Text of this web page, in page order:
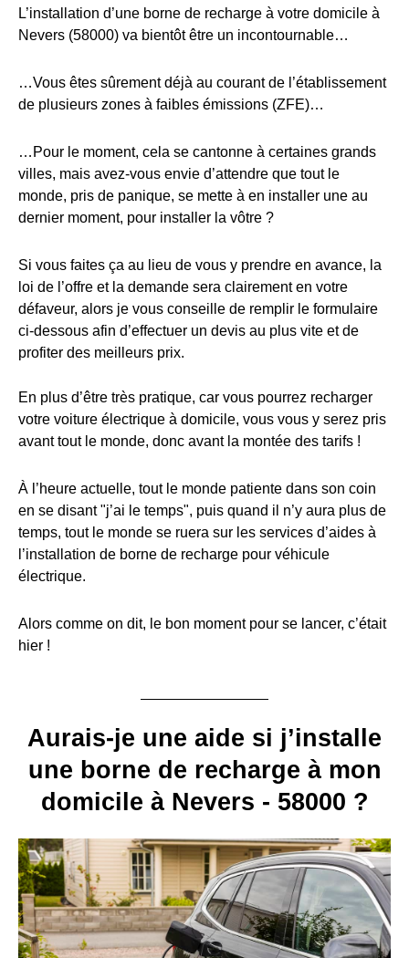
L’installation d’une borne de recharge à votre domicile à
Nevers (58000) va bientôt être un incontournable…
…Vous êtes sûrement déjà au courant de l’établissement
de plusieurs zones à faibles émissions (ZFE)…
…Pour le moment, cela se cantonne à certaines grands
villes, mais avez-vous envie d’attendre que tout le
monde, pris de panique, se mette à en installer une au
dernier moment, pour installer la vôtre ?
Si vous faites ça au lieu de vous y prendre en avance, la
loi de l’offre et la demande sera clairement en votre
défaveur, alors je vous conseille de remplir le formulaire
ci-dessous afin d’effectuer un devis au plus vite et de
profiter des meilleurs prix.
En plus d’être très pratique, car vous pourrez recharger
votre voiture électrique à domicile, vous vous y serez pris
avant tout le monde, donc avant la montée des tarifs !
À l’heure actuelle, tout le monde patiente dans son coin
en se disant "j’ai le temps", puis quand il n’y aura plus de
temps, tout le monde se ruera sur les services d’aides à
l’installation de borne de recharge pour véhicule
électrique.
Alors comme on dit, le bon moment pour se lancer, c’était
hier !
Aurais-je une aide si j’installe
une borne de recharge à mon
domicile à Nevers - 58000 ?